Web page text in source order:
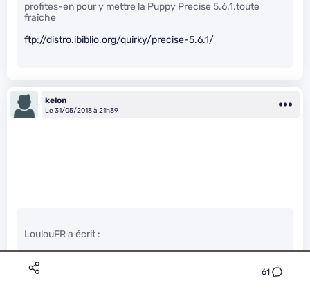
61
profites-en pour y mettre la Puppy Precise 5.6.1.toute
fraîche
ftp://distro.ibiblio.org/quirky/precise-5.6.1/
kelon
Le 31/05/2013 à 21h39
LoulouFR a écrit :